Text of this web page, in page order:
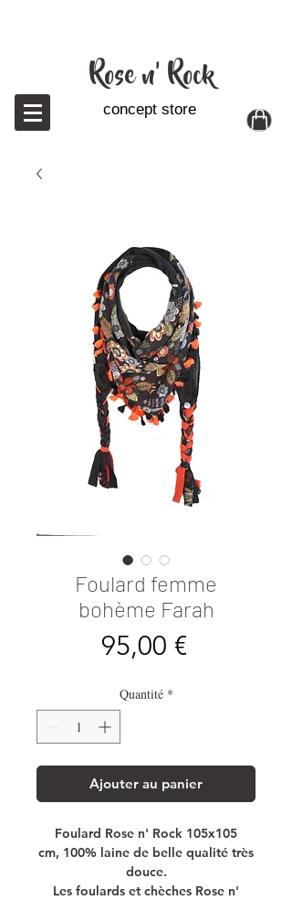
Rose n' Rock
concept store
Foulard femme
bohème Farah
95,00 €Prix
Quantité *
Ajouter au panier
Foulard Rose n' Rock 105x105
cm, 100% laine de belle qualité très
douce.
Les foulards et chèches Rose n'